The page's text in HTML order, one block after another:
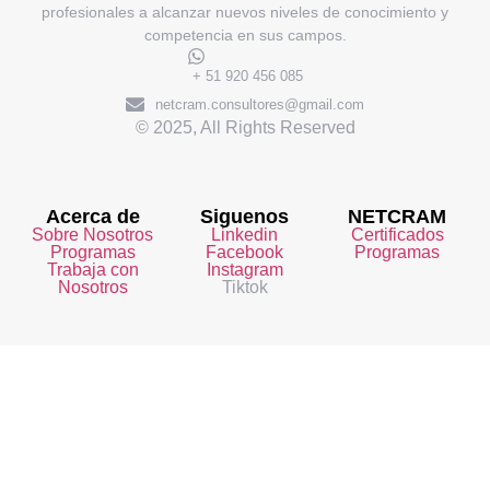
profesionales a alcanzar nuevos niveles de conocimiento y
competencia en sus campos.
+ 51 920 456 085
netcram.consultores@gmail.com
© 2025, All Rights Reserved
Acerca de
Sobre Nosotros
Programas
Trabaja con
Nosotros
Siguenos
Linkedin
Facebook
Instagram
Tiktok
NETCRAM
Certificados
Programas